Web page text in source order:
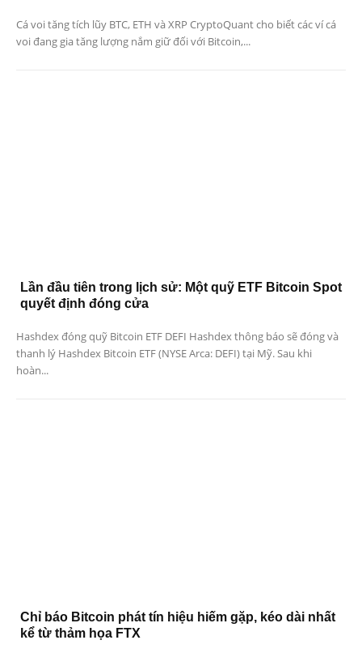
Cá voi tăng tích lũy BTC, ETH và XRP CryptoQuant cho biết các ví cá
voi đang gia tăng lượng nắm giữ đối với Bitcoin,...
Lần đầu tiên trong lịch sử: Một quỹ ETF Bitcoin Spot
quyết định đóng cửa
Hashdex đóng quỹ Bitcoin ETF DEFI Hashdex thông báo sẽ đóng và
thanh lý Hashdex Bitcoin ETF (NYSE Arca: DEFI) tại Mỹ. Sau khi
hoàn...
Chỉ báo Bitcoin phát tín hiệu hiếm gặp, kéo dài nhất
kể từ thảm họa FTX